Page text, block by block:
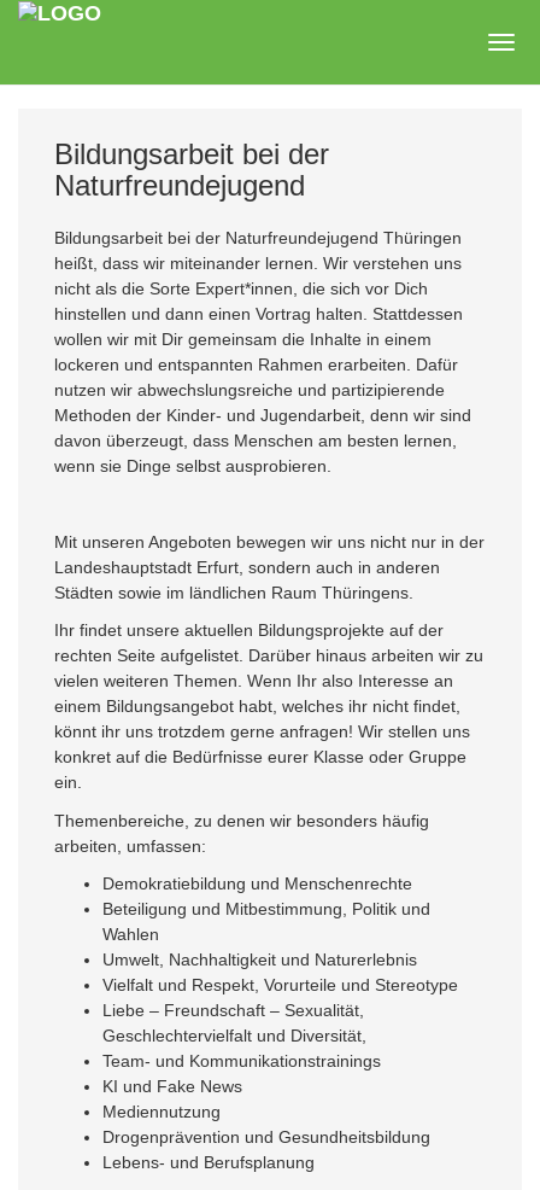
Zum
Bildungsarbeit bei der
Naturfreundejugend
Bildungsarbeit bei der Naturfreundejugend Thüringen
heißt, dass wir miteinander lernen. Wir verstehen uns
nicht als die Sorte Expert*innen, die sich vor Dich
hinstellen und dann einen Vortrag halten. Stattdessen
wollen wir mit Dir gemeinsam die Inhalte in einem
lockeren und entspannten Rahmen erarbeiten. Dafür
nutzen wir abwechslungsreiche und partizipierende
Methoden der Kinder- und Jugendarbeit, denn wir sind
davon überzeugt, dass Menschen am besten lernen,
wenn sie Dinge selbst ausprobieren.
Mit unseren Angeboten bewegen wir uns nicht nur in der
Landeshauptstadt Erfurt, sondern auch in anderen
Städten sowie im ländlichen Raum Thüringens.
Ihr findet unsere aktuellen Bildungsprojekte auf der
rechten Seite aufgelistet. Darüber hinaus arbeiten wir zu
vielen weiteren Themen. Wenn Ihr also Interesse an
einem Bildungsangebot habt, welches ihr nicht findet,
könnt ihr uns trotzdem gerne anfragen! Wir stellen uns
konkret auf die Bedürfnisse eurer Klasse oder Gruppe
ein.
Themenbereiche, zu denen wir besonders häufig
arbeiten, umfassen:
Demokratiebildung und Menschenrechte
Beteiligung und Mitbestimmung, Politik und
Wahlen
Umwelt, Nachhaltigkeit und Naturerlebnis
Vielfalt und Respekt, Vorurteile und Stereotype
Liebe – Freundschaft – Sexualität,
Geschlechtervielfalt und Diversität,
Team- und Kommunikationstrainings
KI und Fake News
Mediennutzung
Drogenprävention und Gesundheitsbildung
Lebens- und Berufsplanung